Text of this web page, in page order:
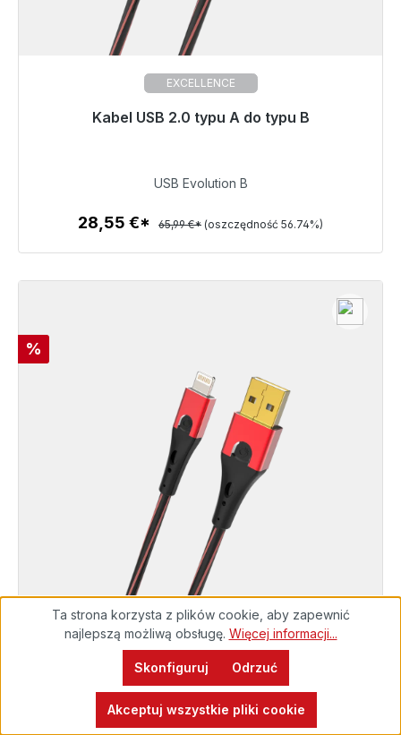
EXCELLENCE
Kabel USB 2.0 typu A do typu B
Gotowy do natychmiastowej wysyłki, czas dostawy
28,55 €
Szczegóły
USB Evolution B
28,55 €* 65,99 €* (oszczędność 56.74%)
Rabat
%
EXCELLENCE
Kabel USB 2.0 typu A do Apple Lightning
48h*
Ta strona korzysta z plików cookie, aby zapewnić
najlepszą możliwą obsługę. Więcej informacji...
Odrzuć
Skonfiguruj
Akceptuj wszystkie pliki cookie